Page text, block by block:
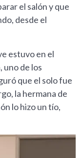
el salón y que
desde el
estuvo en el
uno de los
que el solo fue
la hermana de
lo hizo un tío,